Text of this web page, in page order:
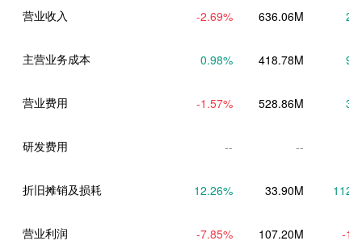
营业收入 -2.69% 636.06M
主营业务成本 0.98% 418.78M
营业费用 -1.57% 528.86M
研发费用 -- --
折旧摊销及损耗 12.26% 33.90M
营业利润 -7.85% 107.20M -